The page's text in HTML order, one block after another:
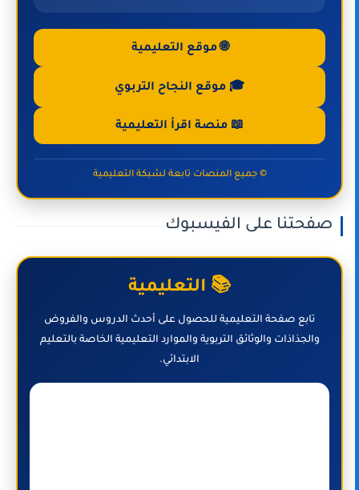
🌐 موقع التعليمية
🎓 موقع النجاح التربوي
📖 منصة اقرأ التعليمية
© جميع المنصات تابعة لشبكة التعليمية
صفحتنا على الفيسبوك
📚 التعليمية
تابع صفحة التعليمية للحصول على أحدث الدروس والفروض
والجذاذات والوثائق التربوية والموارد التعليمية الخاصة بالتعليم
الابتدائي.